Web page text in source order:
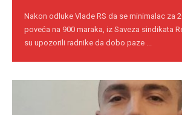
Nakon odluke Vlade RS da se minimalac za
poveća na 900 maraka, iz Saveza sindikata
su upozorili radnike da dobo paze ...